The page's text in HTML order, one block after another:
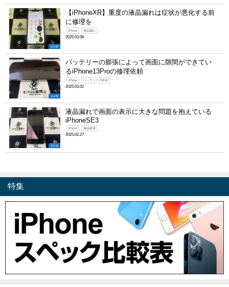
未分類
【iPhoneXR】重度の液晶漏れは症状が悪化する前
に修理を
iPhone 液晶漏れ
2025.03.06
未分類
バッテリーの膨張によって画面に隙間ができてい
るiPhone13Proの修理依頼
iPhone バッテリーの膨張
2025.03.02
未分類
液晶漏れで画面の表示に大きな問題を抱えている
iPhoneSE3
iPhone 液晶破損
2025.02.27
特集